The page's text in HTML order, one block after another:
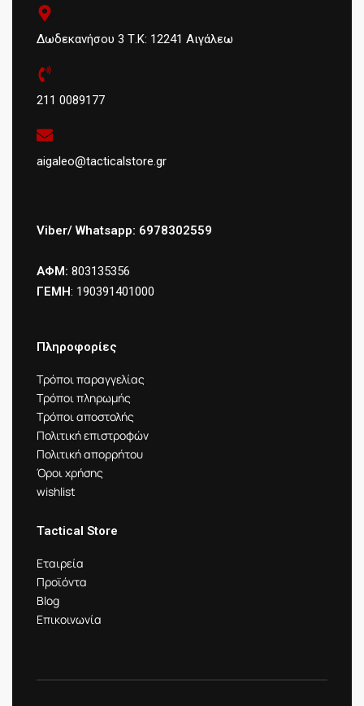
Δωδεκανήσου 3 Τ.Κ: 12241 Αιγάλεω
211 0089177
aigaleo@tacticalstore.gr
Viber/ Whatsapp: 6978302559
ΑΦΜ: 803135356
ΓΕΜΗ: 190391401000
Πληροφορίες
Τρόποι παραγγελίας
Τρόποι πληρωμής
Τρόποι αποστολής
Πολιτική επιστροφών
Πολιτική απορρήτου
Όροι χρήσης
wishlist
Tactical Store
Εταιρεία
Προϊόντα
Blog
Επικοινωνία